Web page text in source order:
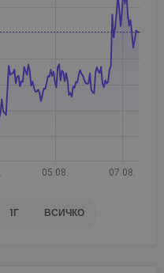
1Г ВСИЧКО